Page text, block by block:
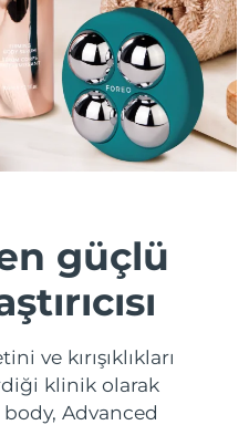
güçlü
ve kırışıklıkları
klinik olarak
Advanced